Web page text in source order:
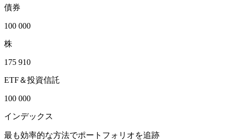
債券
100 000
株
175 910
ETF＆投資信託
100 000
インデックス
最も効率的な方法でポートフォリオを追跡